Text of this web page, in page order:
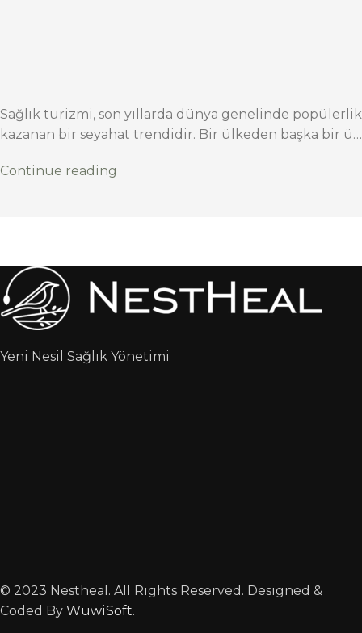
Sağlık turizmi, son yıllarda dünya genelinde popülerlik
kazanan bir seyahat trendidir. Bir ülkeden başka bir ü…
Continue reading
Yeni Nesil Sağlık Yönetimi
© 2023 Nestheal. All Rights Reserved. Designed &
Coded By WuwiSoft.